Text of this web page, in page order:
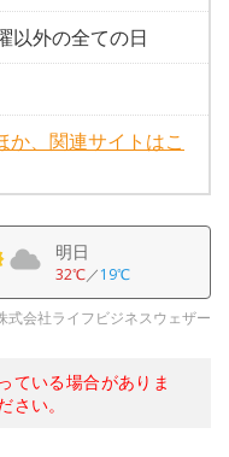
以外の全ての日
か、関連サイトはこ
明日
32℃／19℃
式会社ライフビジネスウェザー
ている場合がありま
い。